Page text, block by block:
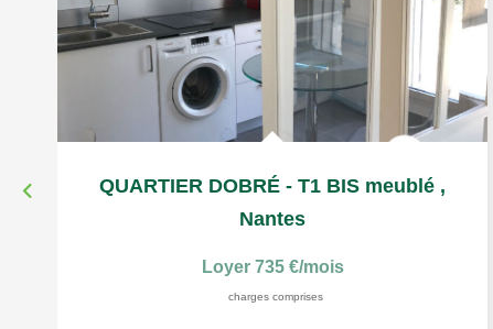
QUARTIER DOBRÉ - T1 BIS meublé ,
Nantes
Loyer 735 €/mois
charges comprises